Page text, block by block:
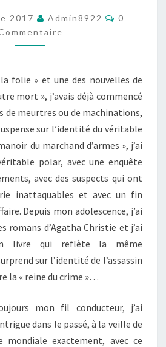
DU
MARCHAND
D’ARMES
2017 Admin8922
0
folie » et une des nouvelles de
mort », j’avais déjà commencé
de meurtres ou de machinations,
sur l’identité du véritable
du marchand d’armes », j’ai
polar, avec une enquête
avec des suspects qui ont
inattaquables et avec un fin
Depuis mon adolescence, j’ai
romans d’Agatha Christie et j’ai
livre qui reflète la même
sur l’identité de l’assassin
la « reine du crime »…
mon fil conducteur, j’ai
dans le passé, à la veille de
mondiale exactement, avec ce